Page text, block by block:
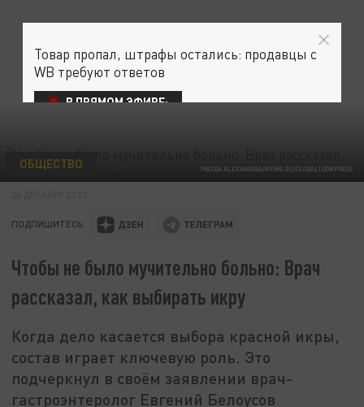
POGIBA ALEXANDRA/NEWS.RU/GLOBALLOOKPRESS
ОБЩЕСТВО
ПОДПИШИТЕСЬ:
Чтобы не было мучительно больно: Врач
рассказал, как выбирать икру
Когда дело касается выбора красной икры,
состав играет ключевую роль. Это
подчеркнул в своём заявлении врач-
гастроэнтеролог Евгений Белоусов
Товар пропал, штрафы остались: продавцы с
WB требуют ответов
В ПРЯМОМ ЭФИРЕ: